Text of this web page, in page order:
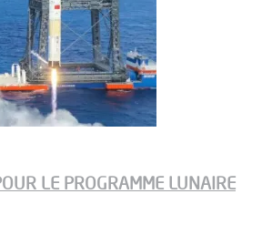
LE PROGRAMME LUNAIRE